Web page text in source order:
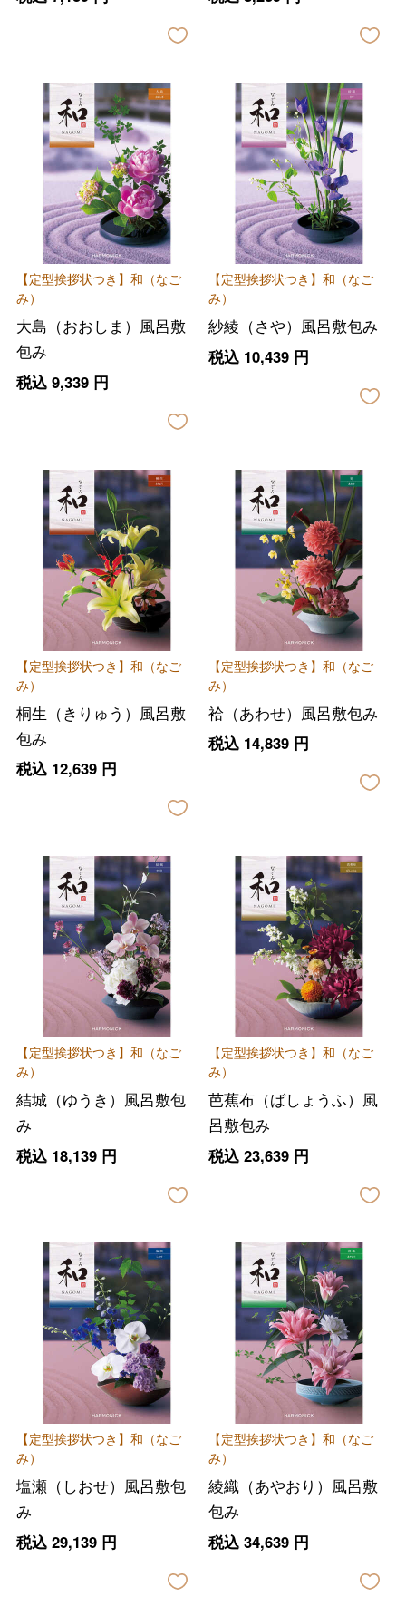
【定型挨拶状つき】和（なご
み）
大島（おおしま）風呂敷
包み
税込 9,339円
【定型挨拶状つき】和（なご
み）
紗綾（さや）風呂敷包み
税込 10,439円
【定型挨拶状つき】和（なご
み）
桐生（きりゅう）風呂敷
包み
税込 12,639円
【定型挨拶状つき】和（なご
み）
袷（あわせ）風呂敷包み
税込 14,839円
【定型挨拶状つき】和（なご
み）
結城（ゆうき）風呂敷包
み
税込 18,139円
【定型挨拶状つき】和（なご
み）
芭蕉布（ばしょうふ）風
呂敷包み
税込 23,639円
【定型挨拶状つき】和（なご
み）
塩瀬（しおせ）風呂敷包
み
税込 29,139円
【定型挨拶状つき】和（なご
み）
綾織（あやおり）風呂敷
包み
税込 34,639円